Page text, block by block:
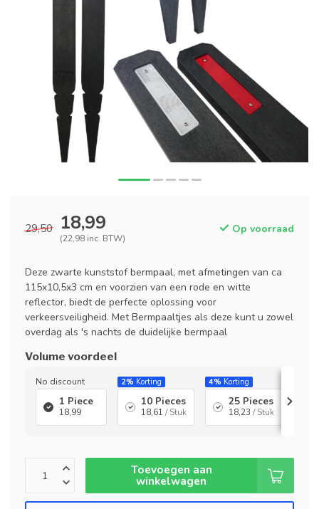
29,50 18,99
(22,98 inc. BTW)
Op voorraad
Deze zwarte kunststof bermpaal, met afmetingen van ca
115x10,5x3 cm en voorzien van een rode en witte
reflector, biedt de perfecte oplossing voor
verkeersveiligheid. Met Bermpaaltjes als deze kunt u zowel
overdag als 's nachts de duidelijke bermpaal
Volume voordeel
No discount
1 Piece
18,99
2% Korting
10 Pieces
18,61 / Stuk
4% Korting
25 Pieces
18,23 / Stuk
Toevoegen aan
winkelwagen